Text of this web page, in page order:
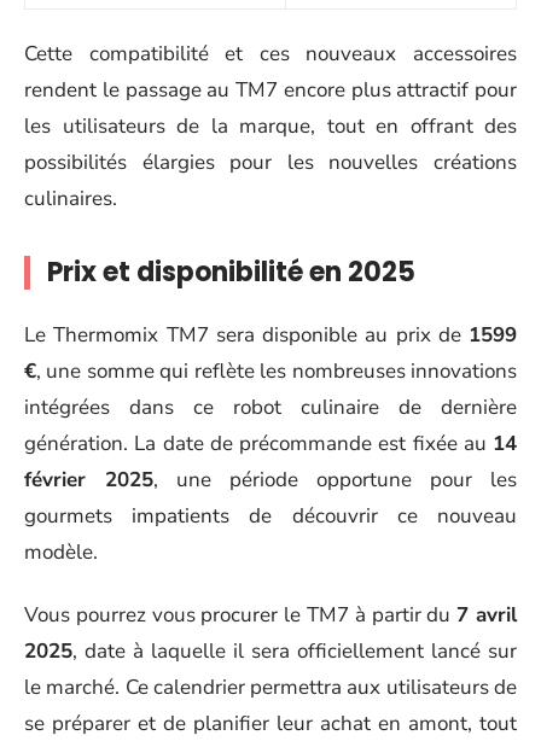
Cette compatibilité et ces nouveaux accessoires
rendent le passage au TM7 encore plus attractif pour
les utilisateurs de la marque, tout en offrant des
possibilités élargies pour les nouvelles créations
culinaires.
Prix et disponibilité en 2025
Le Thermomix TM7 sera disponible au prix de 1599
€, une somme qui reflète les nombreuses innovations
intégrées dans ce robot culinaire de dernière
génération. La date de précommande est fixée au 14
février 2025, une période opportune pour les
gourmets impatients de découvrir ce nouveau
modèle.
Vous pourrez vous procurer le TM7 à partir du 7 avril
2025, date à laquelle il sera officiellement lancé sur
le marché. Ce calendrier permettra aux utilisateurs de
se préparer et de planifier leur achat en amont, tout